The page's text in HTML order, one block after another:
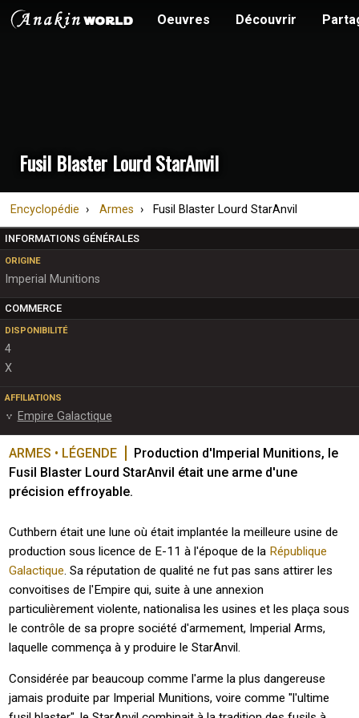
Oeuvres Découvrir
Fusil Blaster Lourd StarAnvil
Encyclopédie Armes Fusil Blaster Lourd StarAnvil
INFORMATIONS GÉNÉRALES
ORIGINE
Imperial Munitions
COMMERCE
DISPONIBILITÉ
4
X
AFFILIATIONS
Empire Galactique
ARMES • LÉGENDE
Production d'Imperial Munitions, le
Fusil Blaster Lourd StarAnvil était une arme d'une
précision effroyable.
Cuthbern était une lune où était implantée la meilleure usine de
production sous licence de E-11 à l'époque de la République
Galactique. Sa réputation de qualité ne fut pas sans attirer les
convoitises de l'Empire qui, suite à une annexion
particulièrement violente, nationalisa les usines et les plaça sous
le contrôle de sa propre société d'armement, Imperial Arms,
laquelle commença à y produire le StarAnvil.
Considérée par beaucoup comme l'arme la plus dangereuse
jamais produite par Imperial Munitions, voire comme "l'ultime